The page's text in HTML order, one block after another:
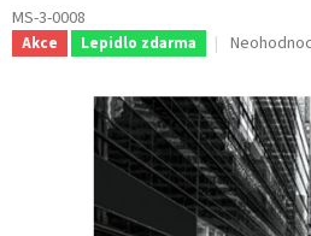
MS-3-0008
Akce Lepidlo zdarma
Průměrné
je
0,0
z
5
hvězdiček.